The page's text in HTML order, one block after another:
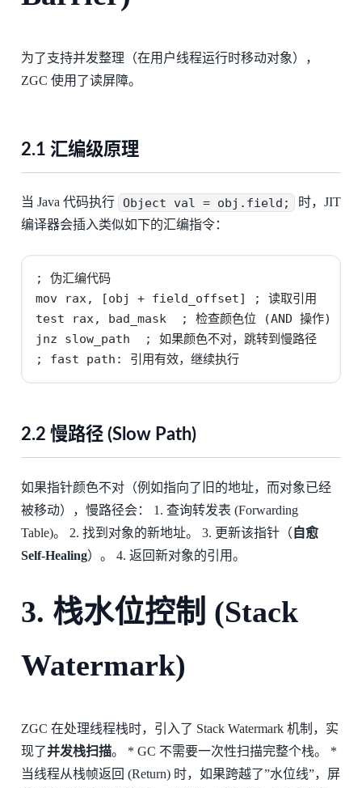
为了支持并发整理（在用户线程运行时移动对象），
ZGC 使用了读屏障。
2.1 汇编级原理
当 Java 代码执行 Object val = obj.field;
时，JIT
编译器会插入类似如下的汇编指令：
; 伪汇编代码
mov rax, [obj + field_offset] ; 读取引用
test rax, bad_mask  ; 检查颜色位 (AND 操作)
jnz slow_path  ; 如果颜色不对，跳转到慢路径
; fast path: 引用有效，继续执行
2.2 慢路径 (Slow Path)
如果指针颜色不对（例如指向了旧的地址，而对象已经
被移动），慢路径会： 1. 查询转发表 (Forwarding
Table)。 2. 找到对象的新地址。 3. 更新该指针（ 自愈
Self-Healing）。 4. 返回新对象的引用。
3. 栈水位控制 (Stack
Watermark)
ZGC 在处理线程栈时，引入了 Stack Watermark 机制，实
现了并发栈扫描。 * GC 不需要一次性扫描完整个栈。 *
当线程从栈帧返回 (Return) 时，如果跨越了”水位线”，屏